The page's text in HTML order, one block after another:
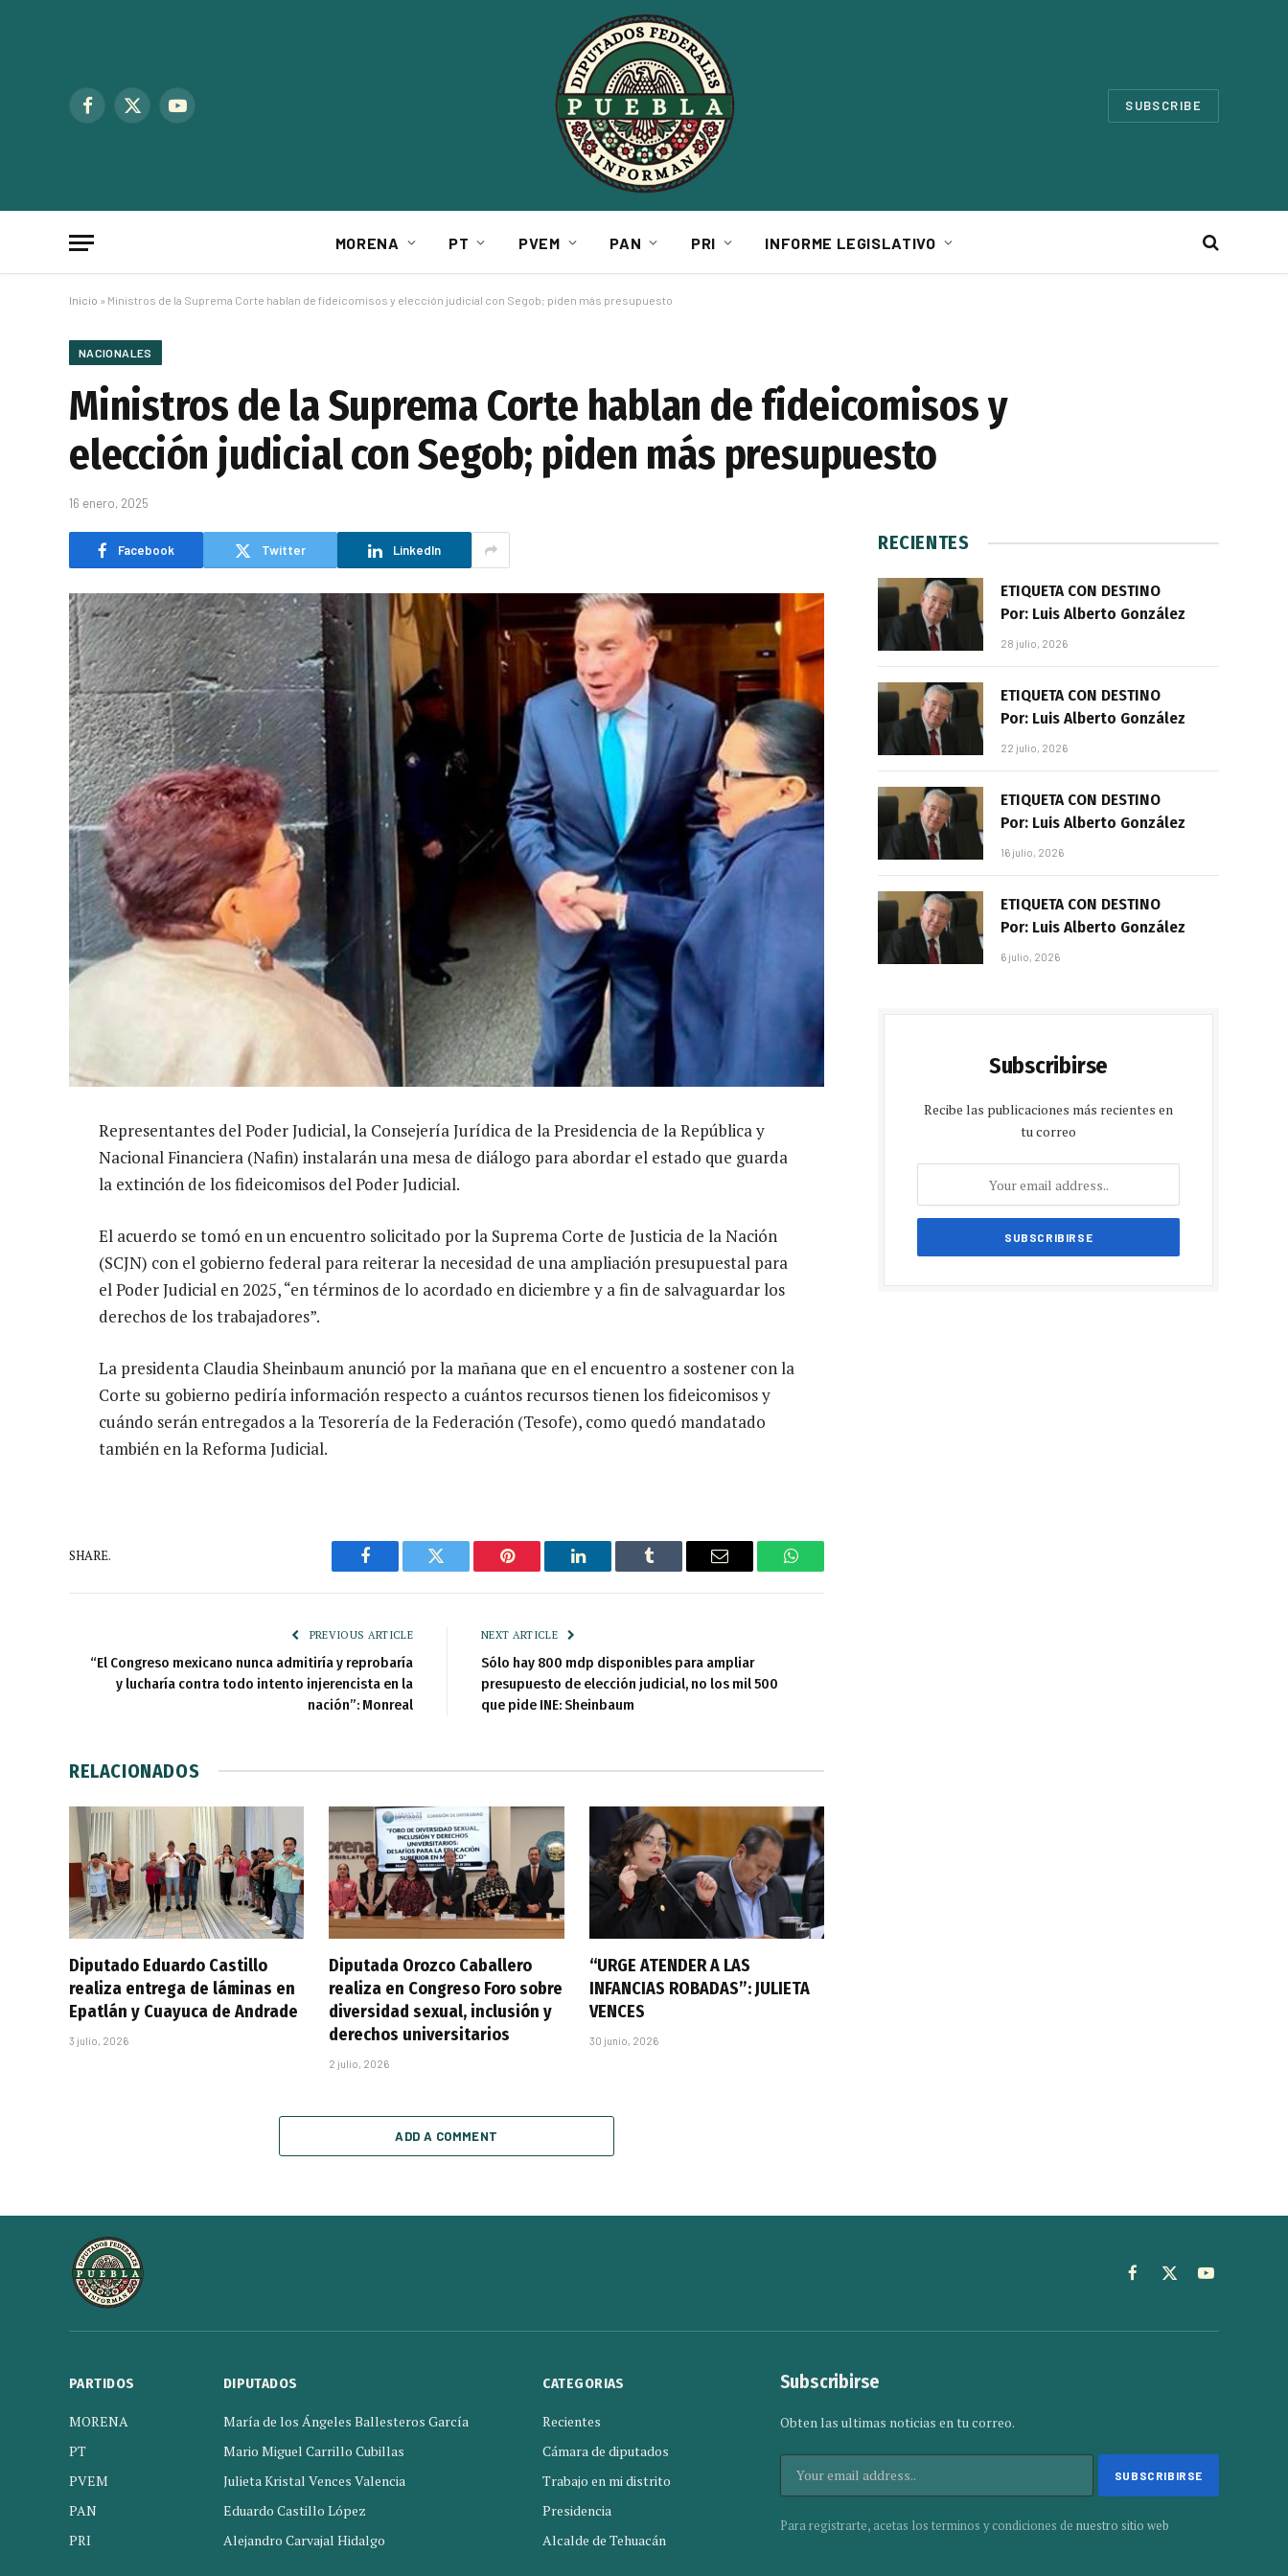
Facebook
X
YouTube SUBSCRIBE
MORENA PT PVEM PAN PRI INFORME LEGISLATIVO
Inicio » Ministros de la Suprema Corte hablan de fideicomisos y elección judicial con Segob; piden más presupuesto
NACIONALES
Ministros de la Suprema Corte hablan de fideicomisos y
elección judicial con Segob; piden más presupuesto
16 enero, 2025
Facebook Twitter LinkedIn
Representantes del Poder Judicial, la Consejería Jurídica de la Presidencia de la República y
Nacional Financiera (Nafin) instalarán una mesa de diálogo para abordar el estado que guarda
la extinción de los fideicomisos del Poder Judicial.
El acuerdo se tomó en un encuentro solicitado por la Suprema Corte de Justicia de la Nación
(SCJN) con el gobierno federal para reiterar la necesidad de una ampliación presupuestal para
el Poder Judicial en 2025, “en términos de lo acordado en diciembre y a fin de salvaguardar los
derechos de los trabajadores”.
La presidenta Claudia Sheinbaum anunció por la mañana que en el encuentro a sostener con la
Corte su gobierno pediría información respecto a cuántos recursos tienen los fideicomisos y
cuándo serán entregados a la Tesorería de la Federación (Tesofe), como quedó mandatado
también en la Reforma Judicial.
SHARE.
Facebook Twitter Pinterest LinkedIn Tumblr Email WhatsApp
PREVIOUS ARTICLE
“El Congreso mexicano nunca admitiría y reprobaría
y lucharía contra todo intento injerencista en la
nación”: Monreal
NEXT ARTICLE
Sólo hay 800 mdp disponibles para ampliar
presupuesto de elección judicial, no los mil 500
que pide INE: Sheinbaum
RELACIONADOS
Diputado Eduardo Castillo
realiza entrega de láminas en
Epatlán y Cuayuca de Andrade
3 julio, 2026
Diputada Orozco Caballero
realiza en Congreso Foro sobre
diversidad sexual, inclusión y
derechos universitarios
2 julio, 2026
“URGE ATENDER A LAS
INFANCIAS ROBADAS”: JULIETA
VENCES
30 junio, 2026
ADD A COMMENT
RECIENTES
ETIQUETA CON DESTINO
Por: Luis Alberto González
28 julio, 2026
ETIQUETA CON DESTINO
Por: Luis Alberto González
22 julio, 2026
ETIQUETA CON DESTINO
Por: Luis Alberto González
16 julio, 2026
ETIQUETA CON DESTINO
Por: Luis Alberto González
6 julio, 2026
Subscribirse
Recibe las publicaciones más recientes en
tu correo
Facebook
X
YouTube
PARTIDOS
MORENA
PT
PVEM
PAN
PRI
DIPUTADOS
María de los Ángeles Ballesteros García
Mario Miguel Carrillo Cubillas
Julieta Kristal Vences Valencia
Eduardo Castillo López
Alejandro Carvajal Hidalgo
CATEGORIAS
Recientes
Cámara de diputados
Trabajo en mi distrito
Presidencia
Alcalde de Tehuacán
Subscribirse
Obten las ultimas noticias en tu correo.
Para registrarte, acetas los terminos y condiciones de nuestro sitio web